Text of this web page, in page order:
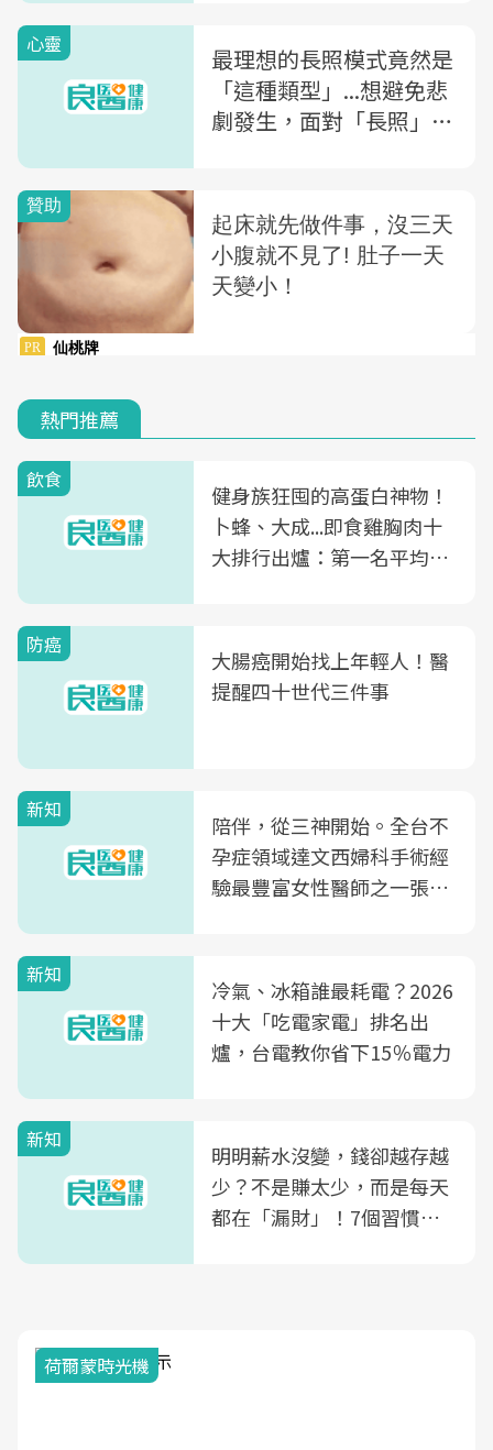
心靈
最理想的長照模式竟然是
「這種類型」...想避免悲
劇發生，面對「長照」，
熱門推薦
飲食
健身族狂囤的高蛋白神物！
卜蜂、大成...即食雞胸肉十
大排行出爐：第一名平均一
防癌
大腸癌開始找上年輕人！醫
提醒四十世代三件事
新知
陪伴，從三神開始。全台不
孕症領域達文西婦科手術經
驗最豐富女性醫師之一張永
光田醫院建構360度女性健
康照護生態圈
新知
冷氣、冰箱誰最耗電？2026
十大「吃電家電」排名出
爐，台電教你省下15％電力
新知
明明薪水沒變，錢卻越存越
少？不是賺太少，而是每天
都在「漏財」！7個習慣一
荷爾蒙時光機